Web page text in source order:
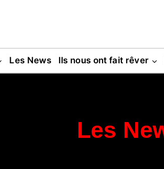
Les News Ils nous ont fait rêver
Les